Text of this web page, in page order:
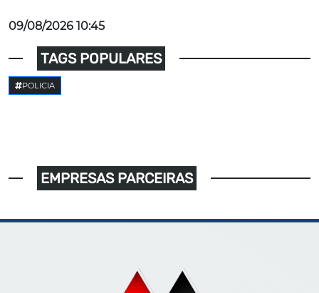
09/08/2026 10:45
TAGS POPULARES
POLICIA
EMPRESAS PARCEIRAS